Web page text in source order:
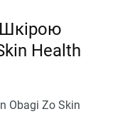
Health
Obagi Zo Skin